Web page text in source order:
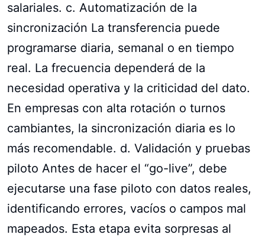
salariales. c. Automatización de la
sincronización La transferencia puede
programarse diaria, semanal o en tiempo
real. La frecuencia dependerá de la
necesidad operativa y la criticidad del dato.
En empresas con alta rotación o turnos
cambiantes, la sincronización diaria es lo
más recomendable. d. Validación y pruebas
piloto Antes de hacer el “go-live”, debe
ejecutarse una fase piloto con datos reales,
identificando errores, vacíos o campos mal
mapeados. Esta etapa evita sorpresas al